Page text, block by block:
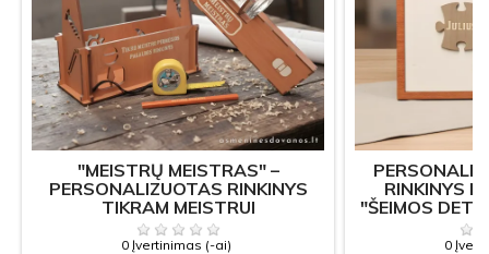
"MEISTRŲ MEISTRAS" –
PERSONALIZUOTAS RINKINYS
TIKRAM MEISTRUI
0 Įvertinimas (-ai)
RINKINYS
"ŠEIMOS
IR
0